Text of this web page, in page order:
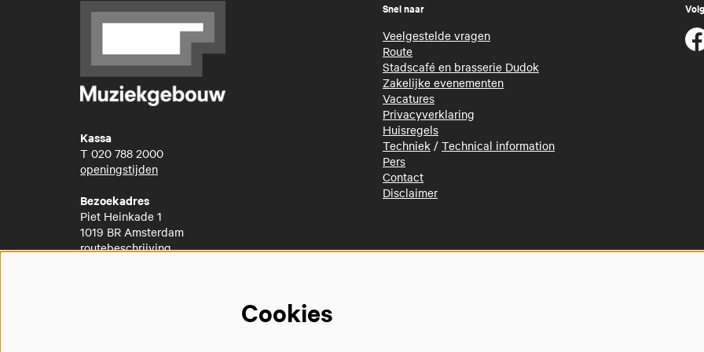
Kassa
T 020 788 2000
openingstijden
Bezoekadres
Piet Heinkade 1
1019 BR Amsterdam
routebeschrijving
Snel naar
Veelgestelde vragen
Route
Stadscafé en brasserie Dudok
Zakelijke evenementen
Vacatures
Privacyverklaring
Huisregels
Techniek / Technical information
Pers
Contact
Disclaimer
Cookies